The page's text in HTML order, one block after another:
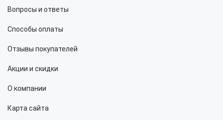
Вопросы и ответы
Способы оплаты
Отзывы покупателей
Акции и скидки
О компании
Карта сайта